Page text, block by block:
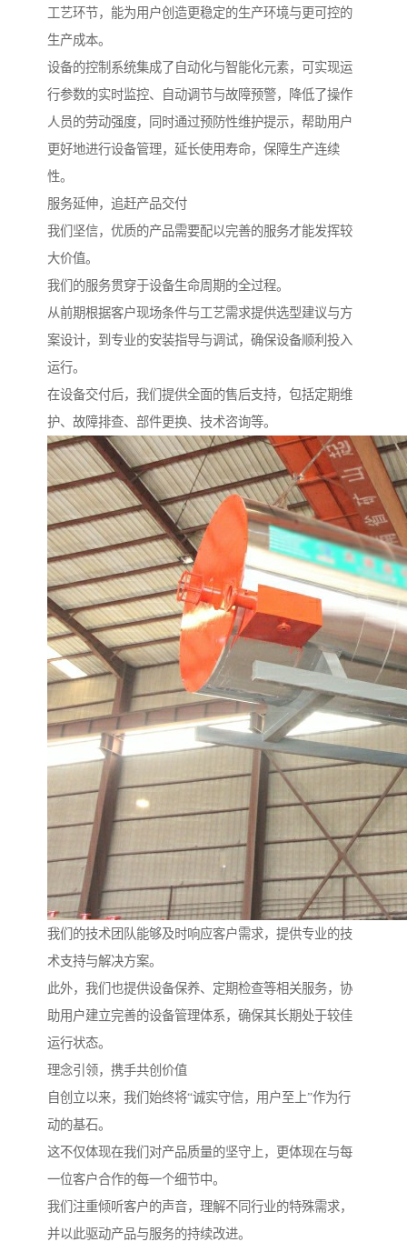
工艺环节，能为用户创造更稳定的生产环境与更可控的
生产成本。
设备的控制系统集成了自动化与智能化元素，可实现运
行参数的实时监控、自动调节与故障预警，降低了操作
人员的劳动强度，同时通过预防性维护提示，帮助用户
更好地进行设备管理，延长使用寿命，保障生产连续
性。
服务延伸，追赶产品交付
我们坚信，优质的产品需要配以完善的服务才能发挥较
大价值。
我们的服务贯穿于设备生命周期的全过程。
从前期根据客户现场条件与工艺需求提供选型建议与方
案设计，到专业的安装指导与调试，确保设备顺利投入
运行。
在设备交付后，我们提供全面的售后支持，包括定期维
护、故障排查、部件更换、技术咨询等。
我们的技术团队能够及时响应客户需求，提供专业的技
术支持与解决方案。
此外，我们也提供设备保养、定期检查等相关服务，协
助用户建立完善的设备管理体系，确保其长期处于较佳
运行状态。
理念引领，携手共创价值
自创立以来，我们始终将“诚实守信，用户至上”作为行
动的基石。
这不仅体现在我们对产品质量的坚守上，更体现在与每
一位客户合作的每一个细节中。
我们注重倾听客户的声音，理解不同行业的特殊需求，
并以此驱动产品与服务的持续改进。